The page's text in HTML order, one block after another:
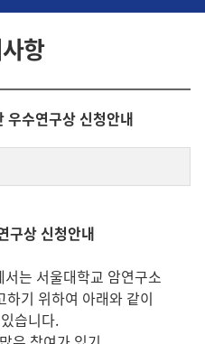
항
수연구상 신청안내
구상 신청안내
는 서울대학교 암연구소
기 위하여 아래와 같이
습니다.